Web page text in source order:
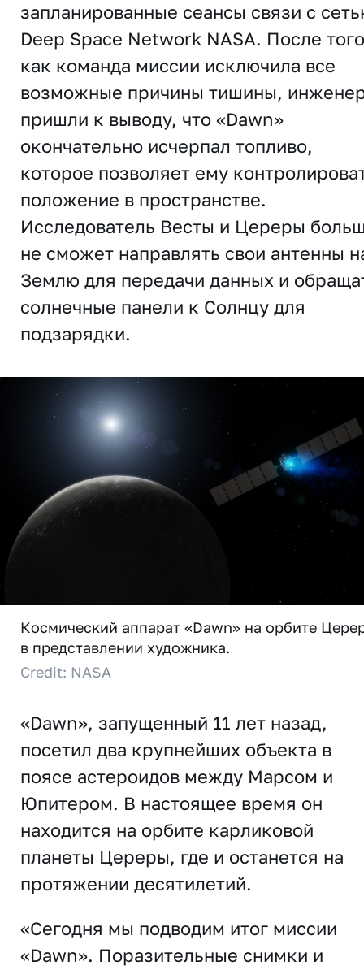
запланированные сеансы связи с
Deep Space Network NASA. После
как команда миссии исключила все
возможные причины тишины,
пришли к выводу, что «Dawn»
окончательно исчерпал топливо,
которое позволяет ему
положение в пространстве.
Исследователь Весты и Цереры
не сможет направлять свои антенны
Землю для передачи данных и
солнечные панели к Солнцу для
подзарядки.
Космический аппарат «Dawn» на орбите
в представлении художника.
Credit: NASA
«Dawn», запущенный 11 лет назад,
посетил два крупнейших объекта в
поясе астероидов между Марсом и
Юпитером. В настоящее время он
находится на орбите карликовой
планеты Цереры, где и останется на
протяжении десятилетий.
«Сегодня мы подводим итог миссии
«Dawn». Поразительные снимки и